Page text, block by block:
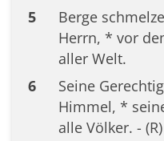
5
Berge
Herrn, * vor
aller Welt.
6
Seine
Himmel, *
alle Völker. - (R)